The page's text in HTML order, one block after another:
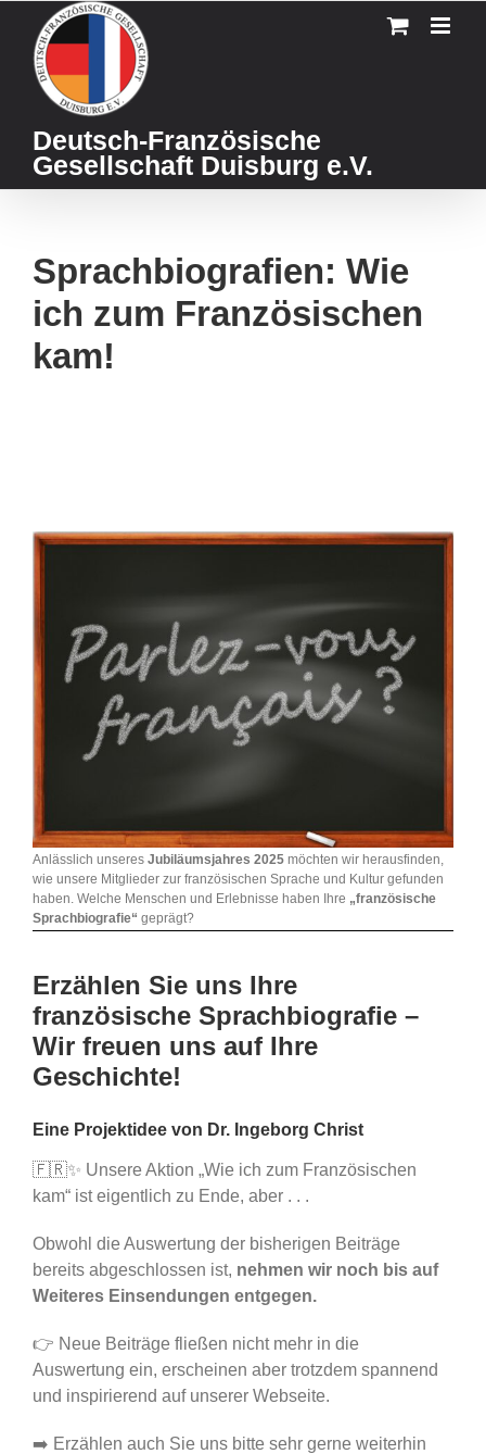
content
Deutsch-Französische
Gesellschaft Duisburg e.V.
Sprachbiografien: Wie
ich zum Französischen
kam!
Anlässlich unseres Jubiläumsjahres 2025 möchten wir herausfinden,
wie unsere Mitglieder zur französischen Sprache und Kultur gefunden
haben. Welche Menschen und Erlebnisse haben Ihre „französische
Sprachbiografie“ geprägt?
Erzählen Sie uns Ihre
französische Sprachbiografie –
Wir freuen uns auf Ihre
Geschichte!
Eine Projektidee von Dr. Ingeborg Christ
🇫🇷✨ Unsere Aktion „Wie ich zum Französischen
kam“ist eigentlich zu Ende, aber . . .
Obwohl die Auswertung der bisherigen Beiträge
bereits abgeschlossen ist, nehmen wir noch bis auf
Weiteres Einsendungen entgegen.
👉 Neue Beiträge fließen nicht mehr in die
Auswertung ein, erscheinen aber trotzdem spannend
und inspirierend auf unserer Webseite.
➡️ Erzählen auch Sie uns bitte sehr gerne weiterhin